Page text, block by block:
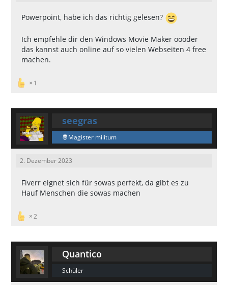
Powerpoint, habe ich das richtig gelesen?
Ich empfehle dir den Windows Movie Maker oooder
das kannst auch online auf so vielen Webseiten 4 free
machen.
1
seegras
Magister militum
2. Dezember 2023
Fiverr eignet sich für sowas perfekt, da gibt es zu
Hauf Menschen die sowas machen
2
Quantico
Schüler